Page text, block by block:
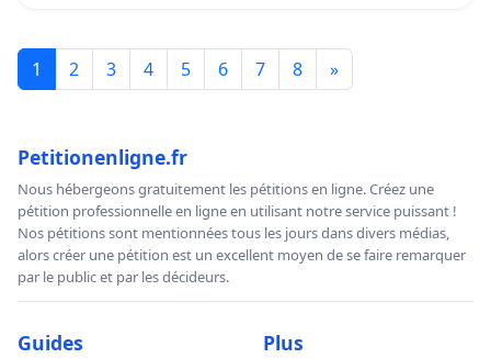
1 2 3 4 5 6 7 8 »
Petitionenligne.fr
Nous hébergeons gratuitement les pétitions en ligne. Créez une
pétition professionnelle en ligne en utilisant notre service puissant !
Nos pétitions sont mentionnées tous les jours dans divers médias,
alors créer une pétition est un excellent moyen de se faire remarquer
par le public et par les décideurs.
Guides Plus